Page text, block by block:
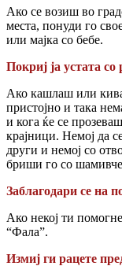
Ако се возиш во
места, понуди го
или мајка со бебе.
Покриј ја устата
Ако кашлаш или
пристојно и така
и кога ќе се
крајници. Немој да
други и немој со
бриши го со
Заблагодари се на
Ако некој ти
“Фала”.
Измиј ги рацете